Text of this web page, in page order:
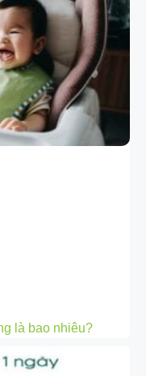
là bao nhiêu?